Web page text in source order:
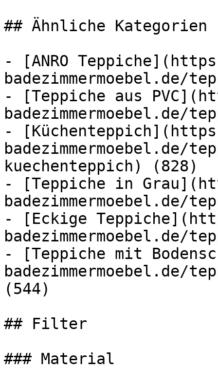
## Ähnliche Kategorien
- [ANRO
badezimmermoebel.de/
- [Teppiche aus
badezimmermoebel.de/
-
badezimmermoebel.de/
kuechenteppich) (828)
- [Teppiche in
badezimmermoebel.de/
- [Eckige
badezimmermoebel.de/
- [Teppiche mit
badezimmermoebel.de/
(544)
## Filter
### Material